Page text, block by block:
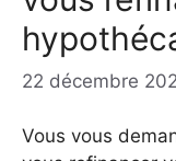
22 décembre
Vous vous